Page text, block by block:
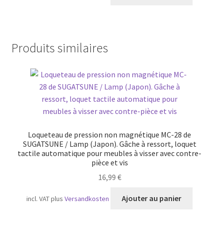
Produits similaires
Loqueteau de pression non magnétique MC-28 de
SUGATSUNE / Lamp (Japon). Gâche à ressort, loquet
tactile automatique pour meubles à visser avec contre-
pièce et vis
16,99 €
incl. VATplusVersandkosten Ajouter au panier